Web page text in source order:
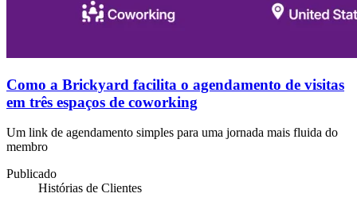
Como a Brickyard facilita o agendamento de visitas
em três espaços de coworking
Um link de agendamento simples para uma jornada mais fluida do
membro
Publicado
Histórias de Clientes